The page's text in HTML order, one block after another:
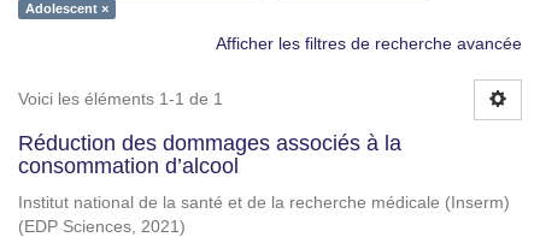
Adolescent ×
Afficher les filtres de recherche avancée
Voici les éléments 1-1 de 1
Réduction des dommages associés à la
consommation d’alcool
Institut national de la santé et de la recherche médicale (Inserm)
(EDP Sciences, 2021)